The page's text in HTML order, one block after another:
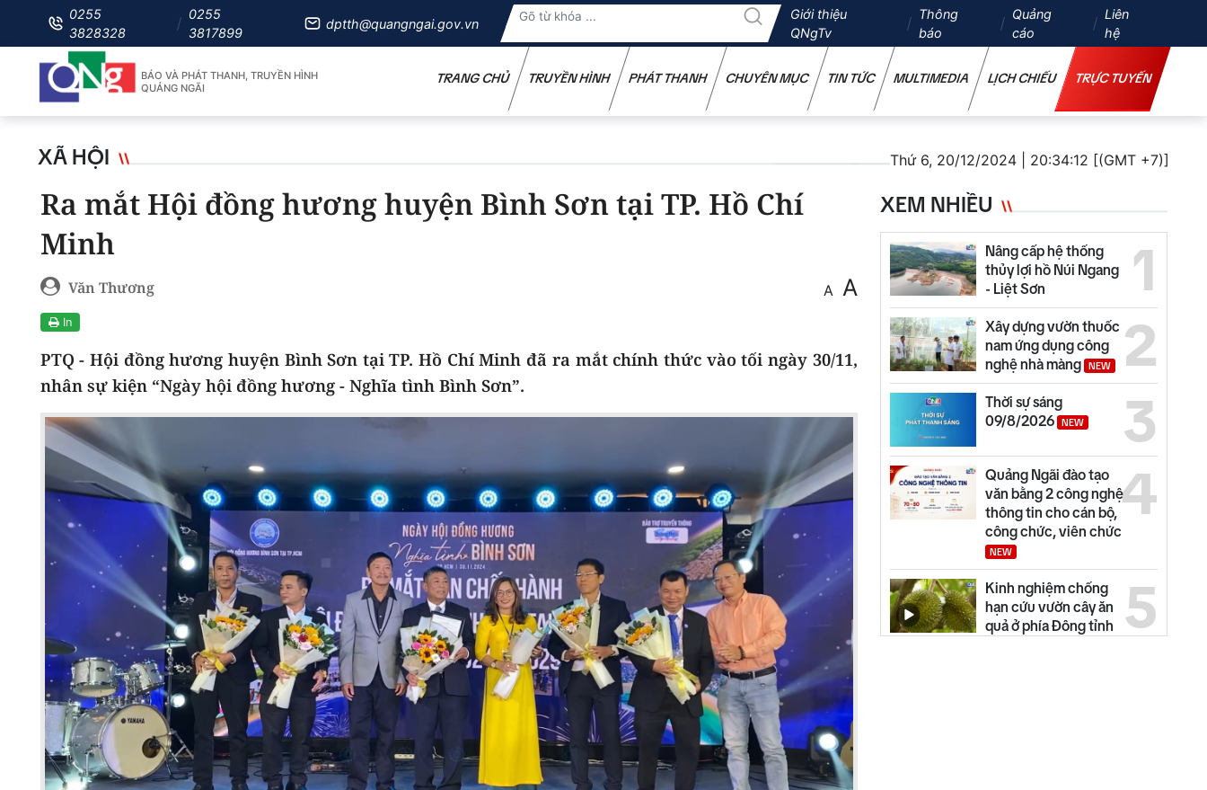
0255
3828328
0255
3817899
dptth@quangngai.gov.vn
Giới thiệu
QNgTv
Thông
báo
Quảng
cáo
Liên
hệ
BÁO VÀ PHÁT THANH, TRUYỀN HÌNH
QUẢNG NGÃI
TRANG CHỦ TRUYỀN HÌNH PHÁT THANH CHUYÊN MỤC TIN TỨC MULTIMEDIA LỊCH CHIẾU TRỰC TUYẾN
XÃ HỘI Thứ 6, 20/12/2024 | 20:34:12 [(GMT +7)]
Ra mắt Hội đồng hương huyện Bình Sơn tại TP. Hồ Chí
Minh
Văn Thương A A
In
PTQ - Hội đồng hương huyện Bình Sơn tại TP. Hồ Chí Minh đã ra mắt chính thức vào tối ngày 30/11,
nhân sự kiện “Ngày hội đồng hương - Nghĩa tình Bình Sơn”.
XEM NHIỀU
1
Nâng cấp hệ thống
thủy lợi hồ Núi Ngang
- Liệt Sơn
2
Xây dựng vườn thuốc
nam ứng dụng công
nghệ nhà màng
NEW
3
Thời sự sáng
09/8/2026
NEW
4
Quảng Ngãi đào tạo
văn bằng 2 công nghệ
thông tin cho cán bộ,
công chức, viên chức
NEW
5
Kinh nghiệm chống
hạn cứu vườn cây ăn
quả ở phía Đông tỉnh